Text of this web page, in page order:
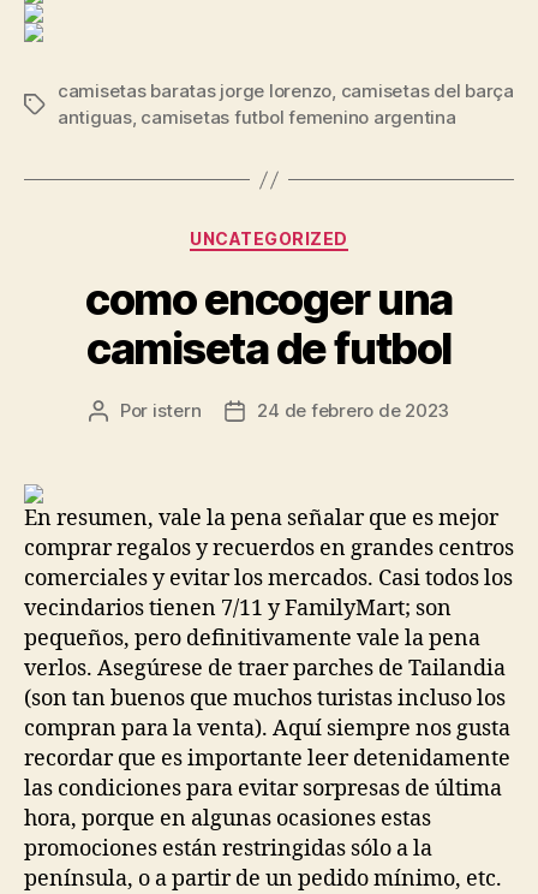
Etiquetas
camisetas baratas jorge lorenzo, camisetas del barça
antiguas, camisetas futbol femenino argentina
Categorías
UNCATEGORIZED
como encoger una
camiseta de futbol
Autor
Por istern
Fecha24 de febrero de 2023
En resumen, vale la pena señalar que es mejor
comprar regalos y recuerdos en grandes centros
comerciales y evitar los mercados. Casi todos los
vecindarios tienen 7/11 y FamilyMart; son
pequeños, pero definitivamente vale la pena
verlos. Asegúrese de traer parches de Tailandia
(son tan buenos que muchos turistas incluso los
compran para la venta). Aquí siempre nos gusta
recordar que es importante leer detenidamente
las condiciones para evitar sorpresas de última
hora, porque en algunas ocasiones estas
promociones están restringidas sólo a la
península, o a partir de un pedido mínimo, etc.